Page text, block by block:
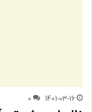
1401-03-16
0